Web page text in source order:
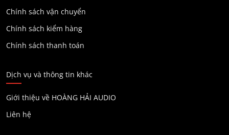
Chính sách vận chuyển
Chính sách kiểm hàng
Chính sách thanh toán
Dịch vụ và thông tin khác
Giới thiệu về HOÀNG HẢI AUDIO
Liên hệ